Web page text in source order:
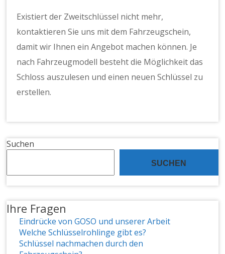
Existiert der Zweitschlüssel nicht mehr,
kontaktieren Sie uns mit dem Fahrzeugschein,
damit wir Ihnen ein Angebot machen können. Je
nach Fahrzeugmodell besteht die Möglichkeit das
Schloss auszulesen und einen neuen Schlüssel zu
erstellen.
Suchen
SUCHEN
Ihre Fragen
Eindrücke von GOSO und unserer Arbeit
Welche Schlüsselrohlinge gibt es?
Schlüssel nachmachen durch den